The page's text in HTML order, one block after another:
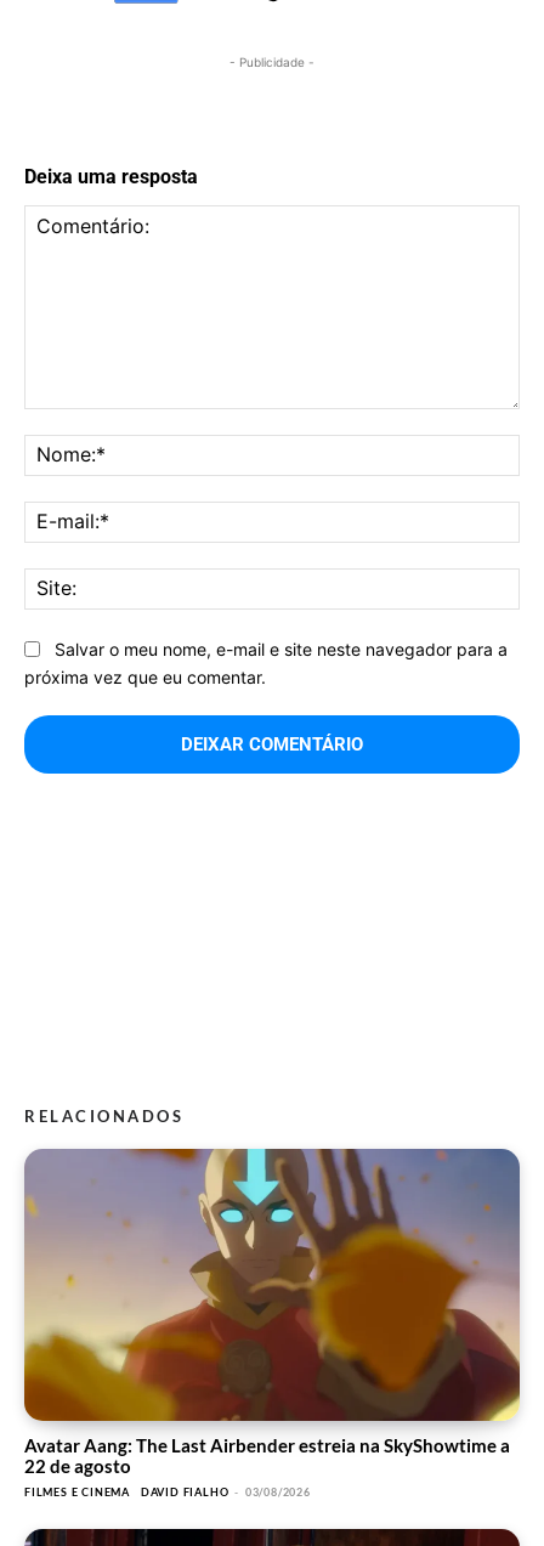
- Publicidade -
Deixa uma resposta
Salvar o meu nome, e-mail e site neste navegador para a
próxima vez que eu comentar.
RELACIONADOS
Avatar Aang: The Last Airbender estreia na SkyShowtime a
22 de agosto
FILMES E CINEMA DAVID FIALHO - 03/08/2026